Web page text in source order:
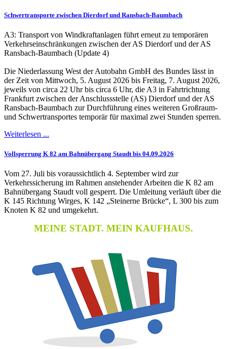
Schwertransporte zwischen Dierdorf und Ransbach-Baumbach
A3: Transport von Windkraftanlagen führt erneut zu temporären
Verkehrseinschränkungen zwischen der AS Dierdorf und der AS
Ransbach-Baumbach (Update 4)
Die Niederlassung West der Autobahn GmbH des Bundes lässt in
der Zeit von Mittwoch, 5. August 2026 bis Freitag, 7. August 2026,
jeweils von circa 22 Uhr bis circa 6 Uhr, die A3 in Fahrtrichtung
Frankfurt zwischen der Anschlussstelle (AS) Dierdorf und der AS
Ransbach-Baumbach zur Durchführung eines weiteren Großraum-
und Schwertransportes temporär für maximal zwei Stunden sperren.
Weiterlesen ...
Vollsperrung K 82 am Bahnübergang Staudt bis 04.09.2026
Vom 27. Juli bis voraussichtlich 4. September wird zur
Verkehrssicherung im Rahmen anstehender Arbeiten die K 82 am
Bahnübergang Staudt voll gesperrt. Die Umleitung verläuft über die
K 145 Richtung Wirges, K 142 „Steinerne Brücke“, L 300 bis zum
Knoten K 82 und umgekehrt.
MEINE STADT. MEIN KAUFHAUS.